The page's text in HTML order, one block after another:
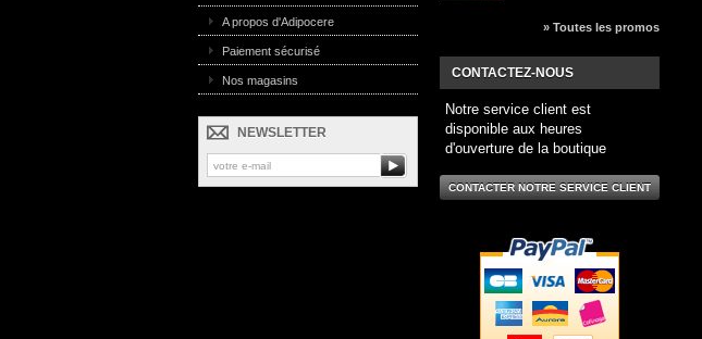
A propos d'Adipocere
Paiement sécurisé
Nos magasins
NEWSLETTER
» Toutes les promos
CONTACTEZ-NOUS
Notre service client est
disponible aux heures
d'ouverture de la boutique
CONTACTER NOTRE SERVICE CLIENT